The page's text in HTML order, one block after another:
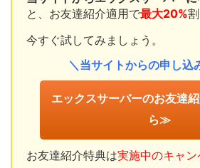
と、お友達紹介適用で最大20%
今すぐ試してみましょう。
＼当サイトからの申し込
エックスサーバーのお友達
ら≫
お友達紹介特典は実施中のキャ